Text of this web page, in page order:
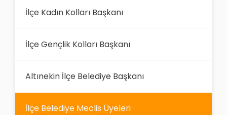
İlçe Kadın Kolları Başkanı
İlçe Gençlik Kolları Başkanı
Altınekin İlçe Belediye Başkanı
İlçe Belediye Meclis Üyeleri